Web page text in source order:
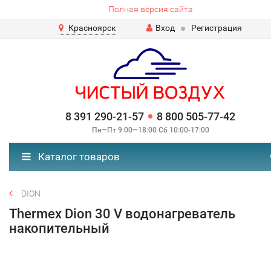
Полная версия сайта
Красноярск
Вход Регистрация
8 391 290-21-57 8 800 505-77-42
Пн—Пт 9:00—18:00 Сб 10:00-17:00
Каталог товаров
DION
Thermex Dion 30 V водонагреватель
накопительный